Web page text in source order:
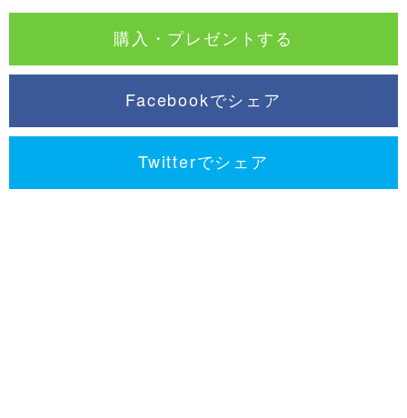
購入・プレゼントする
Facebookでシェア
Twitterでシェア